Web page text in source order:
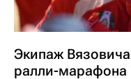
Экипаж
ралли-